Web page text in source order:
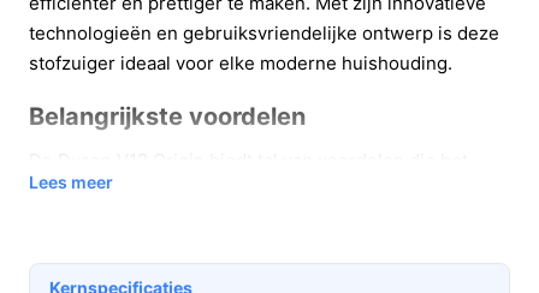
technologieën en gebruiksvriendelijke ontwerp is deze
stofzuiger ideaal voor elke moderne huishouding.
Belangrijkste voordelen
schoonmaken gemakkelijker maken:
verwijdert deze stofzuiger moeiteloos stof en vuil
Lees meer
Kernspecificaties